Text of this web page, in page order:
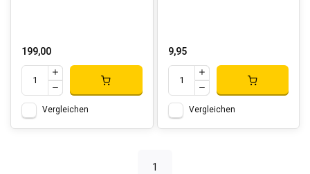
199,00
Vergleichen
9,95
Vergleichen
1